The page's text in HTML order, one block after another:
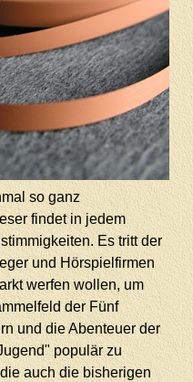
so ganz
findet in jedem
Es tritt der
und Hörspielfirmen
werfen wollen, um
der Fünf
und die Abenteuer der
populär zu
auch die bisherigen